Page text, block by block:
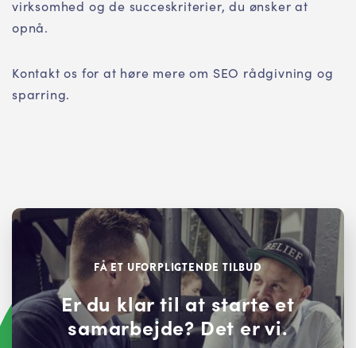
virksomhed og de succeskriterier, du ønsker at
opnå.
Kontakt os for at høre mere om SEO rådgivning og
sparring.
FÅ ET UFORPLIGTENDE TILBUD
Er du klar til at starte et
samarbejde? Det er vi.